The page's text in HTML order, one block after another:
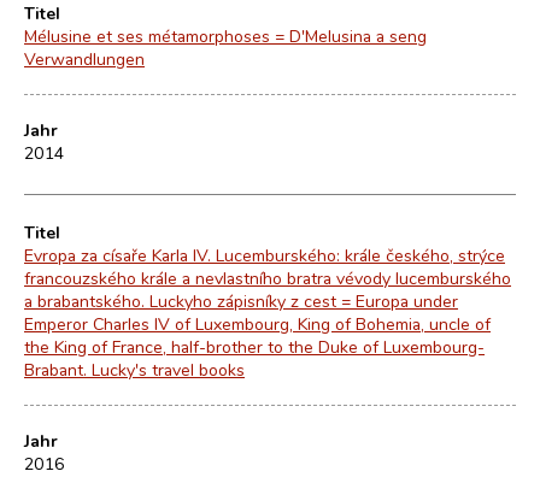
Titel
Mélusine et ses métamorphoses = D'Melusina a seng
Verwandlungen
Jahr
2014
Titel
Evropa za císaře Karla IV. Lucemburského: krále českého, strýce
francouzského krále a nevlastního bratra vévody lucemburského
a brabantského. Luckyho zápisníky z cest = Europa under
Emperor Charles IV of Luxembourg, King of Bohemia, uncle of
the King of France, half-brother to the Duke of Luxembourg-
Brabant. Lucky's travel books
Jahr
2016